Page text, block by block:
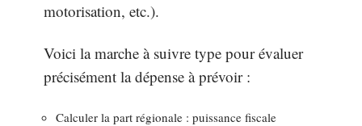
motorisation, etc.).
Voici la marche à suivre type pour évaluer
précisément la dépense à prévoir :
Calculer la part régionale : puissance fiscale